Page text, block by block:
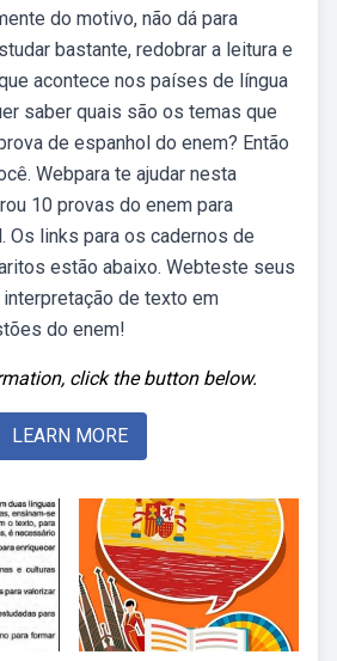
do motivo, não dá para
bastante, redobrar a leitura e
acontece nos países de língua
saber quais são os temas que
de espanhol do enem? Então
Webpara te ajudar nesta
10 provas do enem para
Os links para os cadernos de
estão abaixo. Webteste seus
de texto em
do enem!
click the button below.
LEARN MORE